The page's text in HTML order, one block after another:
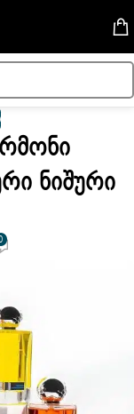
Ნიშური